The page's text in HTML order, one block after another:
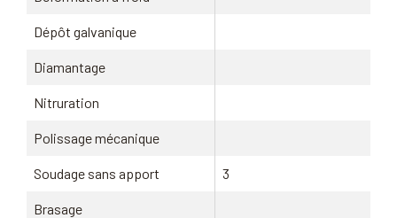
Dépôt galvanique
Diamantage
Nitruration
Polissage mécanique
Soudage sans apport 3
Brasage